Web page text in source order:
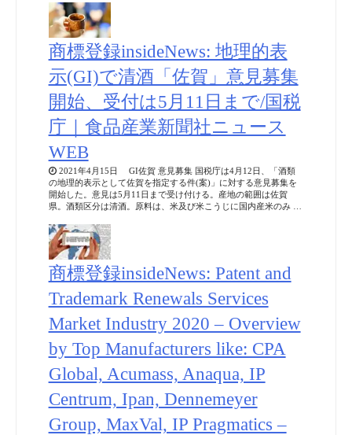
商標登録insideNews: 地理的表
示(GI)で清酒「佐賀」意見募集
開始、受付は5月11日まで/国税
庁｜食品産業新聞社ニュース
WEB
2021年4月15日 GI佐賀 意見募集 国税庁は4月12日、「酒類
の地理的表示として佐賀を指定する件(案)」に対する意見募集を
開始した。意見は5月11日まで受け付ける。産地の範囲は佐賀
県。酒類区分は清酒。原料は、米及び米こうじに国内産米のみ …
商標登録insideNews: Patent and
Trademark Renewals Services
Market Industry 2020 – Overview
by Top Manufacturers like: CPA
Global, Acumass, Anaqua, IP
Centrum, Ipan, Dennemeyer
Group, MaxVal, IP Pragmatics –